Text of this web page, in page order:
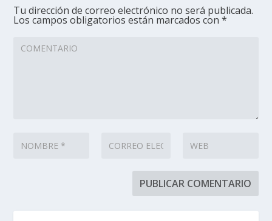
Tu dirección de correo electrónico no será publicada.
Los campos obligatorios están marcados con*